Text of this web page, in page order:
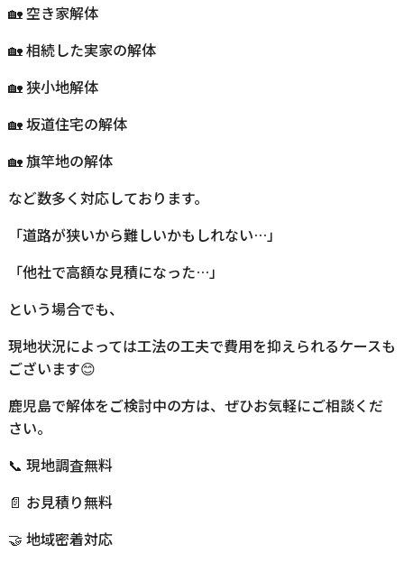
🏡 空き家解体
🏡 相続した実家の解体
🏡 狭小地解体
🏡 坂道住宅の解体
🏡 旗竿地の解体
など数多く対応しております。
「道路が狭いから難しいかもしれない…」
「他社で高額な見積になった…」
という場合でも、
現地状況によっては工法の工夫で費用を抑えられるケースも
ございます😊
鹿児島で解体をご検討中の方は、ぜひお気軽にご相談くだ
さい。
📞 現地調査無料
📄 お見積り無料
🤝 地域密着対応